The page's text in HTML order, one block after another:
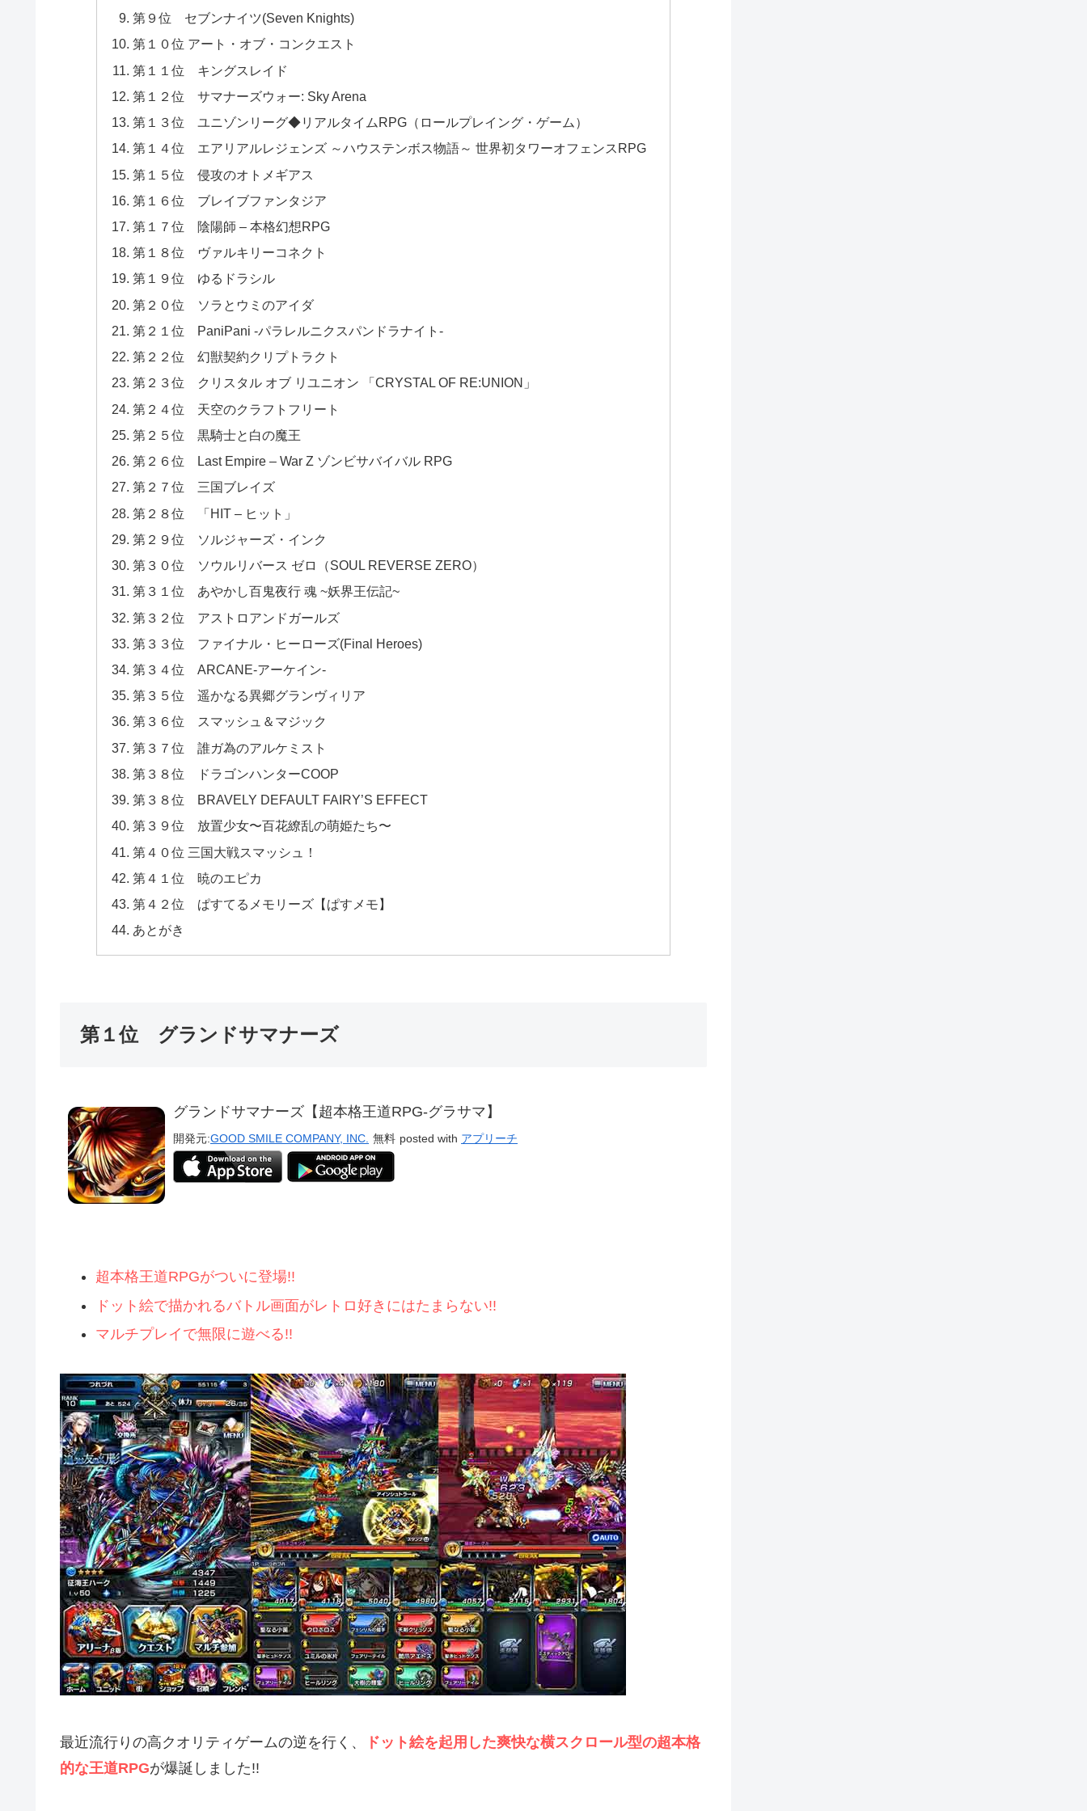
第９位 セブンナイツ(Seven Knights)
第１０位 アート・オブ・コンクエスト
第１１位 キングスレイド
第１２位 サマナーズウォー: Sky Arena
第１３位 ユニゾンリーグ◆リアルタイムRPG（ロールプレイング・ゲーム）
第１４位 エアリアルレジェンズ ～ハウステンボス物語～ 世界初タワーオフェンスRPG
第１５位 侵攻のオトメギアス
第１６位 ブレイブファンタジア
第１７位 陰陽師 – 本格幻想RPG
第１８位 ヴァルキリーコネクト
第１９位 ゆるドラシル
第２０位 ソラとウミのアイダ
第２１位 PaniPani -パラレルニクスパンドラナイト-
第２２位 幻獣契約クリプトラクト
第２３位 クリスタル オブ リユニオン 「CRYSTAL OF RE:UNION」
第２４位 天空のクラフトフリート
第２５位 黒騎士と白の魔王
第２６位 Last Empire – War Z ゾンビサバイバル RPG
第２７位 三国ブレイズ
第２８位 「HIT – ヒット」
第２９位 ソルジャーズ・インク
第３０位 ソウルリバース ゼロ（SOUL REVERSE ZERO）
第３１位 あやかし百鬼夜行 魂 ~妖界王伝記~
第３２位 アストロアンドガールズ
第３３位 ファイナル・ヒーローズ(Final Heroes)
第３４位 ARCANE-アーケイン-
第３５位 遥かなる異郷グランヴィリア
第３６位 スマッシュ＆マジック
第３７位 誰ガ為のアルケミスト
第３８位 ドラゴンハンターCOOP
第３８位 BRAVELY DEFAULT FAIRY’S EFFECT
第３９位 放置少女〜百花繚乱の萌姫たち〜
第４０位 三国大戦スマッシュ！
第４１位 暁のエピカ
第４２位 ぱすてるメモリーズ【ぱすメモ】
あとがき
第１位 グランドサマナーズ
グランドサマナーズ【超本格王道RPG-グラサマ】
開発元:GOOD SMILE COMPANY, INC. 無料 posted with アプリーチ
超本格王道RPGがついに登場!!
ドット絵で描かれるバトル画面がレトロ好きにはたまらない!!
マルチプレイで無限に遊べる!!
最近流行りの高クオリティゲームの逆を行く、
ドット絵を起用した爽快な横スクロール型の超本格
的な王道RPGが爆誕しました!!